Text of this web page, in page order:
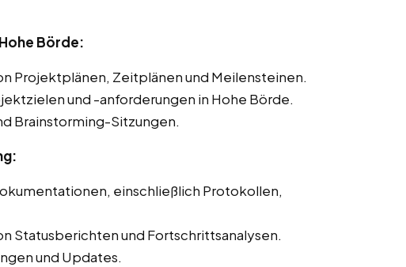
Börde:
Projektplänen, Zeitplänen und Meilensteinen.
und -anforderungen in Hohe Börde.
Brainstorming-Sitzungen.
einschließlich Protokollen,
Statusberichten und Fortschrittsanalysen.
und Updates.